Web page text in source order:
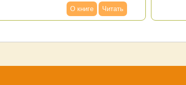
О книге Читать